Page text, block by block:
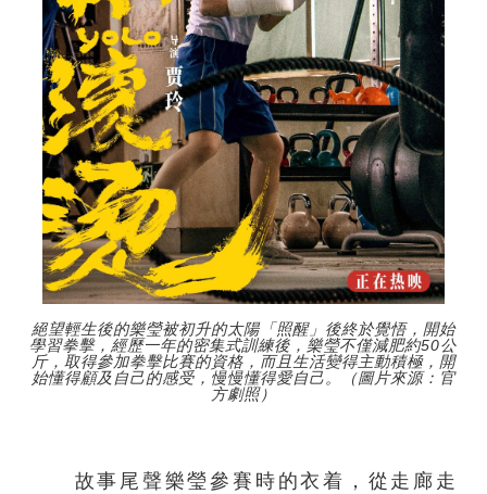
絕望輕生後的樂瑩被初升的太陽「照醒」後終於覺悟，開始
學習拳擊，經歷一年的密集式訓練後，樂瑩不僅減肥約50公
斤，取得參加拳擊比賽的資格，而且生活變得主動積極，開
始懂得顧及自己的感受，慢慢懂得愛自己。（圖片來源：官
方劇照）
故事尾聲樂瑩參賽時的衣着，從走廊走